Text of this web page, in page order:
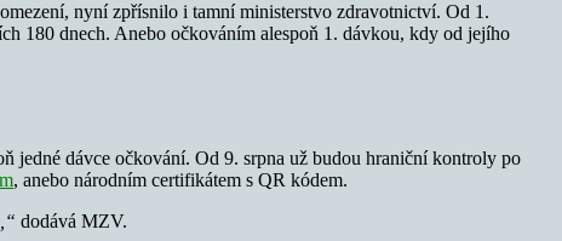
nyní zpřísnilo i tamní ministerstvo zdravotnictví. Od 1.
180 dnech. Anebo očkováním alespoň 1. dávkou, kdy od jejího
jedné dávce očkování. Od 9. srpna už budou hraniční kontroly po
, anebo národním certifikátem s QR kódem.
dodává MZV.